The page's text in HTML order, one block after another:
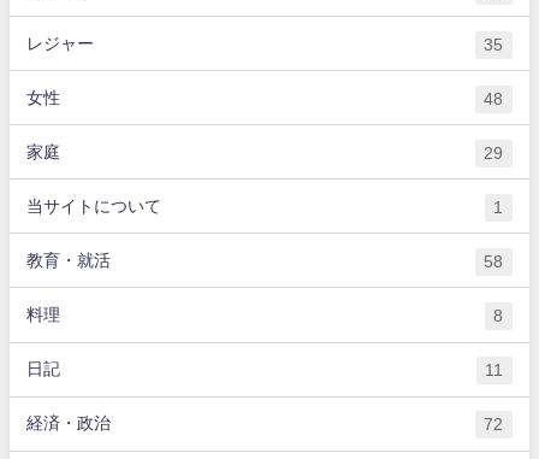
レジャー 35
女性 48
家庭 29
当サイトについて 1
教育・就活 58
料理 8
日記 11
経済・政治 72